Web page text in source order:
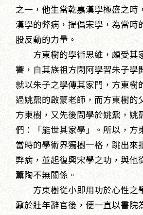
之一，他生當乾嘉漢學極盛之時
漢學的弊病，提倡宋學，為當時
股反動的力量。
方東樹的學術思維，頗受其
響，自其族祖方閑阿學習朱子學
就以朱子之學傳其家門，方東樹
過姚鼐的啟蒙老師，而方東樹
方東樹，又先後問學於姚鼐，姚
們：「能世其家學」。所以，方
當時的學術界獨樹一格，跳出來
弊病，並起復興宋學之功，與他
薰陶不無關係。
方東樹從小即用功於心性之
鼐於壯年辭官後，便一直以書院